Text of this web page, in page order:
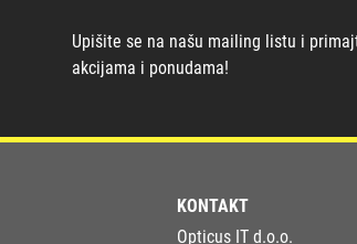
Upišite se na našu mailing listu i
akcijama i ponudama!
KONTAKT
Opticus IT d.o.o.